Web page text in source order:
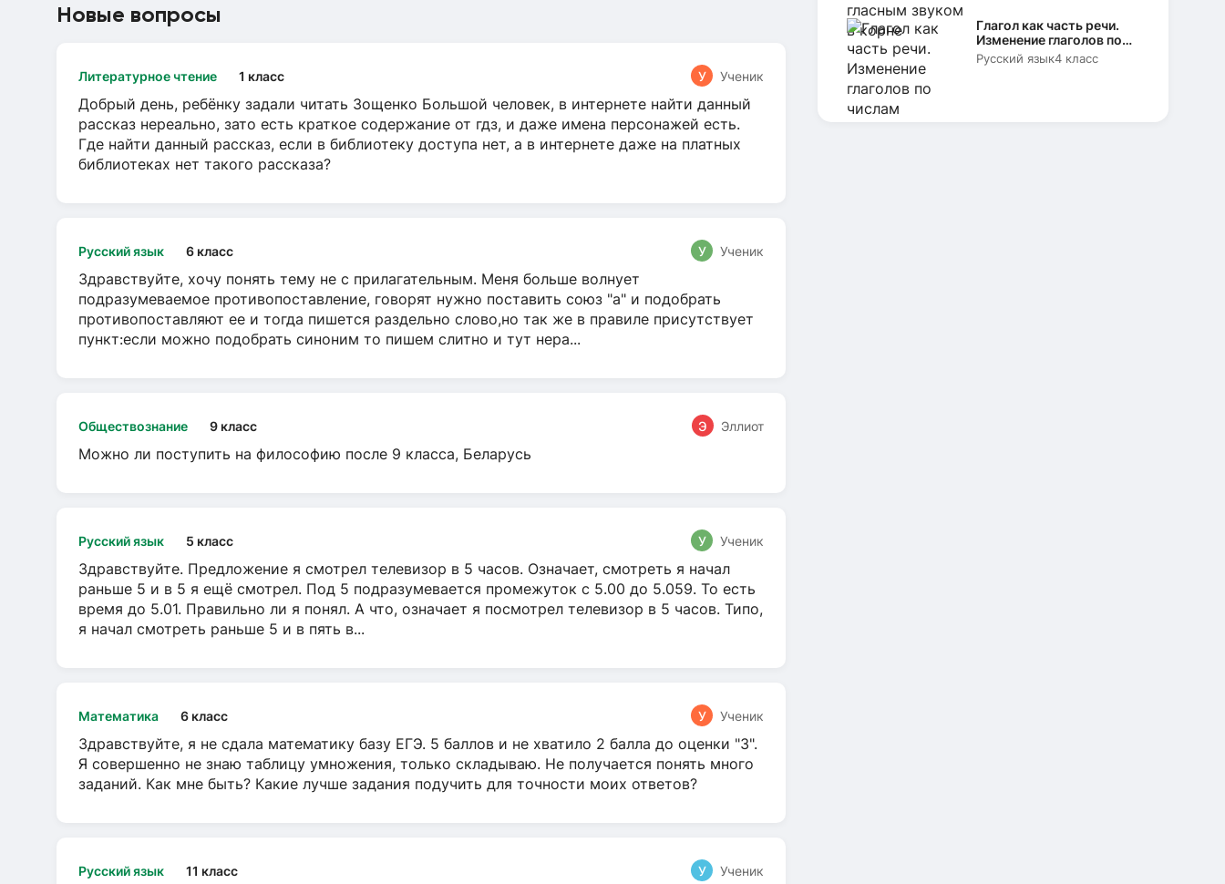
Глагол как часть речи.
Изменение глаголов по
числам
Русский язык4 класс
Новые вопросы
Литературное чтение 1 класс У Ученик
Добрый день, ребёнку задали читать Зощенко Большой человек, в интернете найти данный
рассказ нереально, зато есть краткое содержание от гдз, и даже имена персонажей есть.
Где найти данный рассказ, если в библиотеку доступа нет, а в интернете даже на платных
библиотеках нет такого рассказа?
Русский язык 6 класс У Ученик
Здравствуйте, хочу понять тему не с прилагательным. Меня больше волнует
подразумеваемое противопоставление, говорят нужно поставить союз "а" и подобрать
противопоставляют ее и тогда пишется раздельно слово,но так же в правиле присутствует
пункт:если можно подобрать синоним то пишем слитно и тут нера...
Обществознание 9 класс Э Эллиот
Можно ли поступить на философию после 9 класса, Беларусь
Русский язык 5 класс У Ученик
Здравствуйте. Предложение я смотрел телевизор в 5 часов. Означает, смотреть я начал
раньше 5 и в 5 я ещё смотрел. Под 5 подразумевается промежуток с 5.00 до 5.059. То есть
время до 5.01. Правильно ли я понял. А что, означает я посмотрел телевизор в 5 часов. Типо,
я начал смотреть раньше 5 и в пять в...
Математика 6 класс У Ученик
Здравствуйте, я не сдала математику базу ЕГЭ. 5 баллов и не хватило 2 балла до оценки "3".
Я совершенно не знаю таблицу умножения, только складываю. Не получается понять много
заданий. Как мне быть? Какие лучше задания подучить для точности моих ответов?
Русский язык 11 класс У Ученик